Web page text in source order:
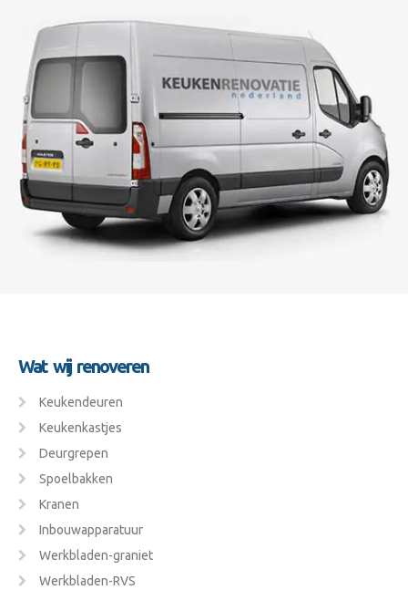
Wat wij renoveren
Keukendeuren
Keukenkastjes
Deurgrepen
Spoelbakken
Kranen
Inbouwapparatuur
Werkbladen-graniet
Werkbladen-RVS